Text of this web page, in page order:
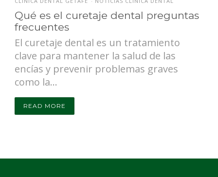
Qué es el curetaje dental preguntas
frecuentes
El curetaje dental es un tratamiento
clave para mantener la salud de las
encías y prevenir problemas graves
como la...
READ MORE